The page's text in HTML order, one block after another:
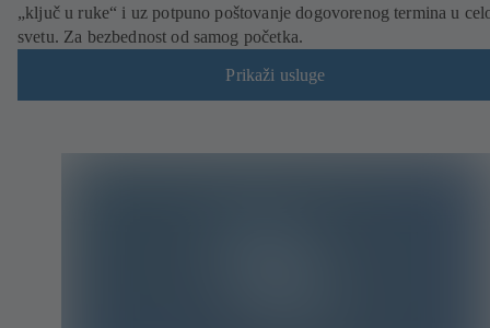
„ključ u ruke“ i uz potpuno poštovanje dogovorenog termina u
svetu. Za bezbednost od samog početka.
Prikaži usluge